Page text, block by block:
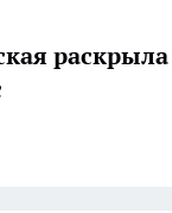
раскрыла